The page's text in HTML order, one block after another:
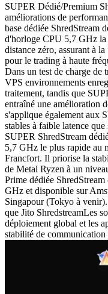
SUPER Dédié/Premium
améliorations de
base dédiée ShredStream
d'horloge CPU 5,7 GHz la
distance zéro, assurant à
pour le trading à haute
Dans un test de charge de
VPS environnements
traitement, tandis que
entraîné une amélioration
s'applique également aux
stables à faible latence
SUPER ShredStream
5,7 GHz le plus rapide au
Francfort. Il priorise la
de Metal Ryzen à un
Prime dédiée
GHz et disponible sur
Singapour (Tokyo à
que Jito ShredstreamLes
déploiement global et les
stabilité de communication